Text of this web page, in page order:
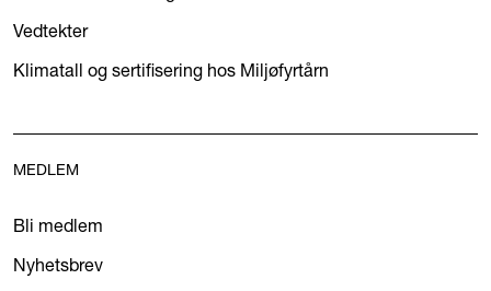
Vedtekter
Klimatall og sertifisering hos Miljøfyrtårn
MEDLEM
Bli medlem
Nyhetsbrev